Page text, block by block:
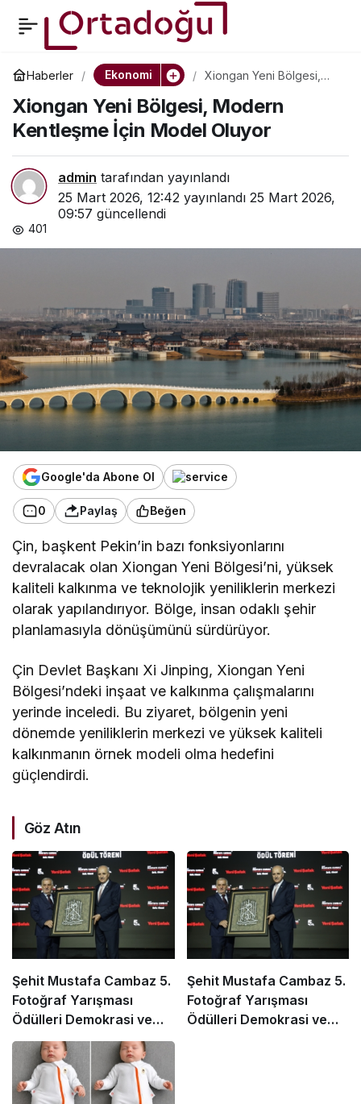
Haberler Ekonomi
Xiongan Yeni Bölgesi,
Model Oluyor
Xiongan Yeni Bölgesi, Modern
Kentleşme İçin Model Oluyor
admin tarafından yayınlandı
25 Mart 2026, 12:42 yayınlandı 25 Mart 2026,
09:57 güncellendi
401
Google'da Abone Ol
0 Paylaş Beğen
Çin, başkent Pekin’in bazı fonksiyonlarını
devralacak olan Xiongan Yeni Bölgesi’ni, yüksek
kaliteli kalkınma ve teknolojik yeniliklerin merkezi
olarak yapılandırıyor. Bölge, insan odaklı şehir
planlamasıyla dönüşümünü sürdürüyor.
Çin Devlet Başkanı Xi Jinping, Xiongan Yeni
Bölgesi’ndeki inşaat ve kalkınma çalışmalarını
yerinde inceledi. Bu ziyaret, bölgenin yeni
dönemde yeniliklerin merkezi ve yüksek kaliteli
kalkınmanın örnek modeli olma hedefini
güçlendirdi.
Göz Atın
Şehit Mustafa Cambaz 5.
Fotoğraf Yarışması
Ödülleri Demokrasi ve
Özgürlükler Adası’nda
Sahiplerini Buldu
Şehit Mustafa Cambaz 5.
Fotoğraf Yarışması
Ödülleri Demokrasi ve
USPA Global ve ESPN,
2026 Polo
Şampiyonaları İçin Yayın
Ortaklığını Genişletti